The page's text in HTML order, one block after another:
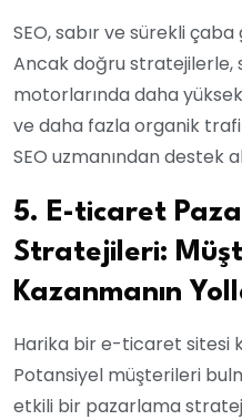
SEO, sabır ve sürekli
Ancak doğru stratejilerle,
motorlarında daha
ve daha fazla organik
SEO uzmanından destek
5. E-ticaret
Stratejileri:
Kazanmanın
Harika bir e-ticaret sitesi
Potansiyel müşterileri
etkili bir pazarlama